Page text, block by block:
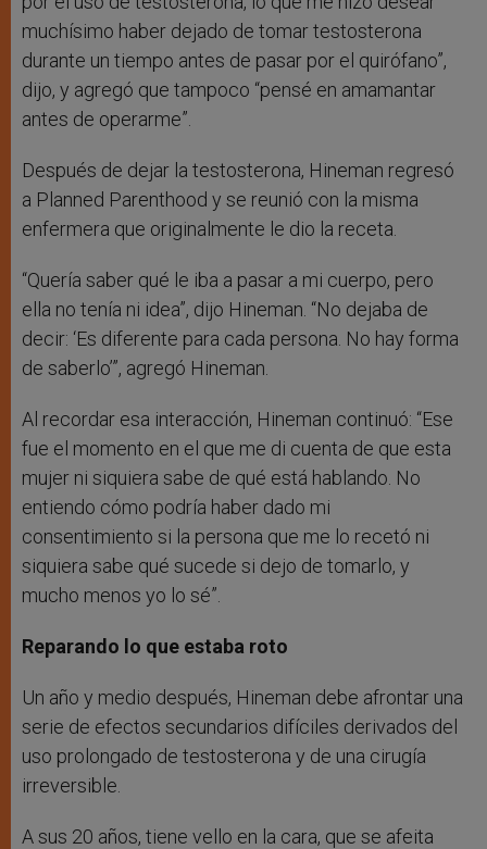
muchísimo haber dejado de tomar testosterona
durante un tiempo antes de pasar por el quirófano”,
dijo, y agregó que tampoco “pensé en amamantar
antes de operarme”.
Después de dejar la testosterona, Hineman regresó
a Planned Parenthood y se reunió con la misma
enfermera que originalmente le dio la receta.
“Quería saber qué le iba a pasar a mi cuerpo, pero
ella no tenía ni idea”, dijo Hineman. “No dejaba de
decir: ‘Es diferente para cada persona. No hay forma
de saberlo’”, agregó Hineman.
Al recordar esa interacción, Hineman continuó: “Ese
fue el momento en el que me di cuenta de que esta
mujer ni siquiera sabe de qué está hablando. No
entiendo cómo podría haber dado mi
consentimiento si la persona que me lo recetó ni
siquiera sabe qué sucede si dejo de tomarlo, y
mucho menos yo lo sé”.
Reparando lo que estaba roto
Un año y medio después, Hineman debe afrontar una
serie de efectos secundarios difíciles derivados del
uso prolongado de testosterona y de una cirugía
irreversible.
A sus 20 años, tiene vello en la cara, que se afeita